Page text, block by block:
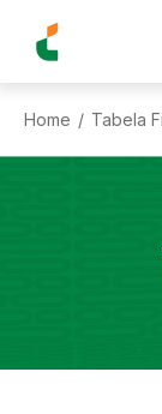
Home / Tabela